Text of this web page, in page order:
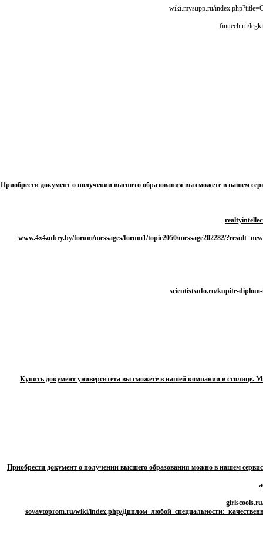
Приобрести документ о получении высшего образования вы сможете в нашем
Купить документ университета вы сможете в нашей компании в столице.
Приобрести документ о получении высшего образования можно в нашем